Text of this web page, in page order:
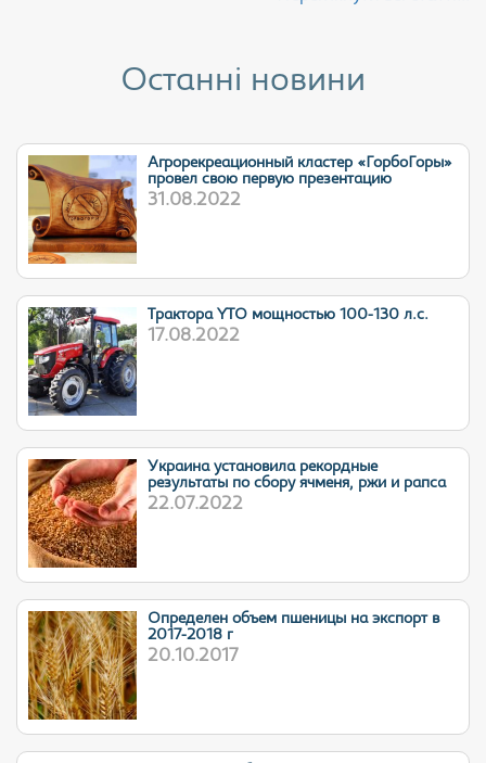
Останні новини
Агрорекреационный кластер «ГорбоГоры»
провел свою первую презентацию
31.08.2022
Трактора YTO мощностью 100-130 л.с.
17.08.2022
Украина установила рекордные
результаты по сбору ячменя, ржи и рапса
22.07.2022
Определен объем пшеницы на экспорт в
2017-2018 г
20.10.2017